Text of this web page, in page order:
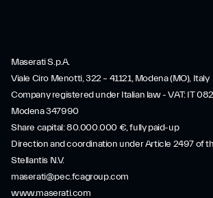
Maserati S.p.A.
Viale Ciro Menotti, 322 – 41121, Modena (MO), Italy
Company registered under Italian law - VAT: IT
Modena 347990
Share capital: 80.000.000 €, fully paid-up
Direction and coordination under Article 2497 of
Stellantis N.V.
maserati@pec.fcagroup.com
www.maserati.com